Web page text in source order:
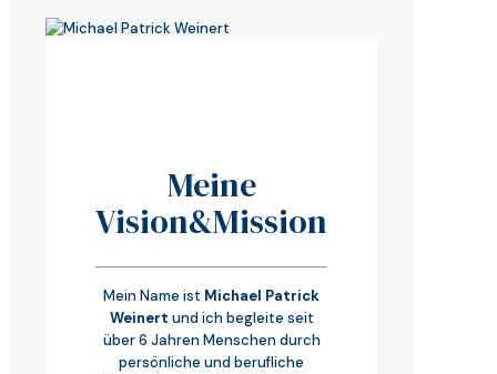
Meine
Vision&Mission
Mein Name ist Michael Patrick
Weinert und ich begleite seit
über 6 Jahren Menschen durch
persönliche und berufliche